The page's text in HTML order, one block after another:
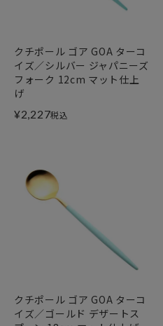
クチポール ゴア GOA ターコ
イズ／シルバー ジャパニーズ
フォーク 12cm マット仕上
げ
¥2,227税込
クチポール ゴア GOA ターコ
イズ／ゴールド デザートス